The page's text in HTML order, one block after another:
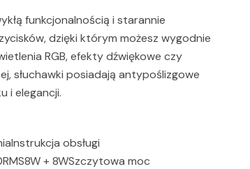
funkcjonalnością i starannie
dzięki którym możesz wygodnie
RGB, efekty dźwiękowe czy
słuchawki posiadają antypoślizgowe
i elegancji.
obsługi
+ 8WSzczytowa moc